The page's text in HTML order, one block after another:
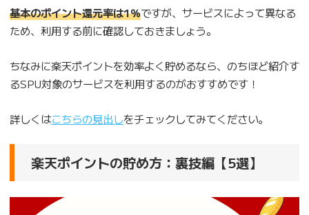
基本のポイント還元率は1％ですが、サービスによって異なる
ため、利用する前に確認しておきましょう。
ちなみに楽天ポイントを効率よく貯めるなら、のちほど紹介す
るSPU対象のサービスを利用するのがおすすめです！
詳しくはこちらの見出しをチェックしてみてください。
楽天ポイントの貯め方：裏技編【5選】